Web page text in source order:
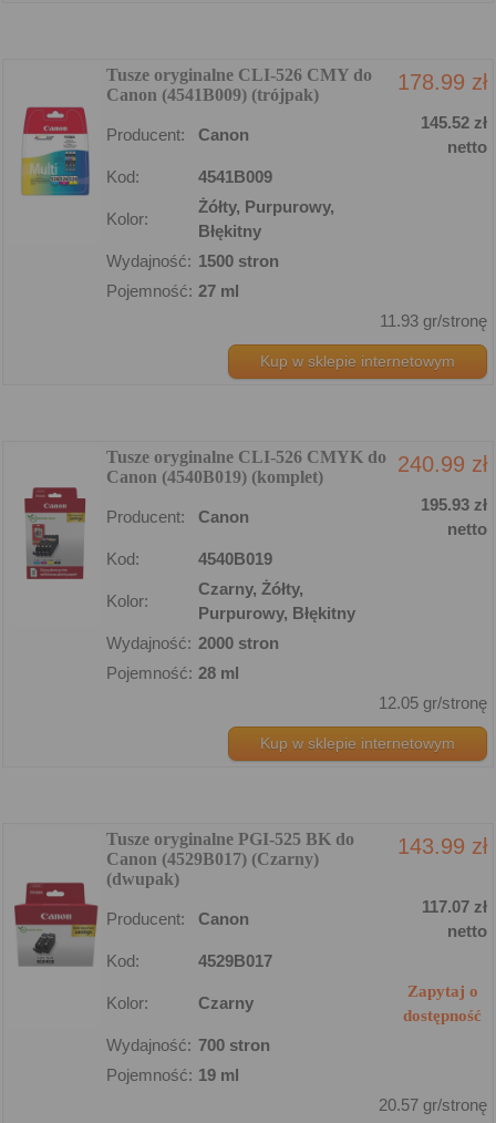
Tusze oryginalne CLI-526 CMY do
Canon (4541B009) (trójpak)
178.99 zł
Producent: Canon
145.52 zł
netto
Kod:
4541B009
Kolor:
Żółty, Purpurowy,
Błękitny
Wydajność: 1500 stron
Pojemność: 27 ml
11.93 gr/stronę
Kup w sklepie internetowym
Tusze oryginalne CLI-526 CMYK do
Canon (4540B019) (komplet)
240.99 zł
Producent: Canon
195.93 zł
netto
Kod:
4540B019
Kolor:
Czarny, Żółty,
Purpurowy, Błękitny
Wydajność: 2000 stron
Pojemność: 28 ml
12.05 gr/stronę
Kup w sklepie internetowym
Tusze oryginalne PGI-525 BK do
Canon (4529B017) (Czarny)
(dwupak)
143.99 zł
Producent: Canon
117.07 zł
netto
Kod:
4529B017
Kolor: Czarny
Zapytaj o
dostępność
Wydajność: 700 stron
Pojemność: 19 ml
20.57 gr/stronę